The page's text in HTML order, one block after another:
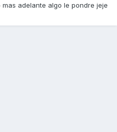
adelante algo le pondre jeje